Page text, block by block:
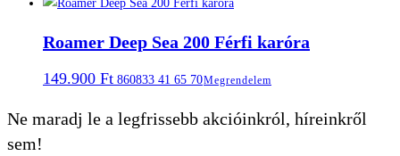
Roamer Deep Sea 200 Férfi karóra
149.900 Ft 860833 41 65 70Megrendelem
Ne maradj le a legfrissebb akcióinkról, híreinkről
sem!